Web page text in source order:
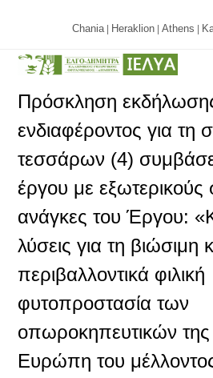
Chania| Heraklion Athens
Πρόσκληση
ενδιαφέροντος για τη
τεσσάρων (4)
έργου με εξωτερικούς
ανάγκες του Έργου:
λύσεις για τη βιώσιμη
περιβαλλοντικά φιλική
φυτοπροστασία των
οπωροκηπευτικών
Ευρώπη του